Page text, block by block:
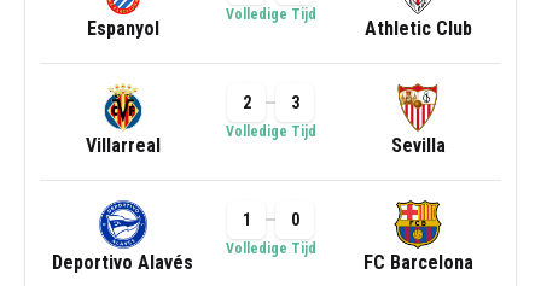
Espanyol
Volledige Tijd
Athletic Club
Villarreal
2 3
Volledige Tijd
Sevilla
Deportivo Alavés
1 0
Volledige Tijd
FC Barcelona